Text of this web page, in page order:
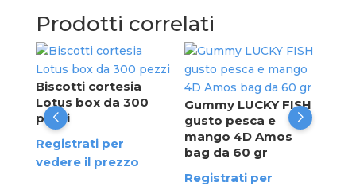
Prodotti correlati
Biscotti cortesia
Lotus box da 300
pezzi
Registrati per
vedere il prezzo
Gummy LUCKY FISH
gusto pesca e
mango 4D Amos
bag da 60 gr
Registrati per